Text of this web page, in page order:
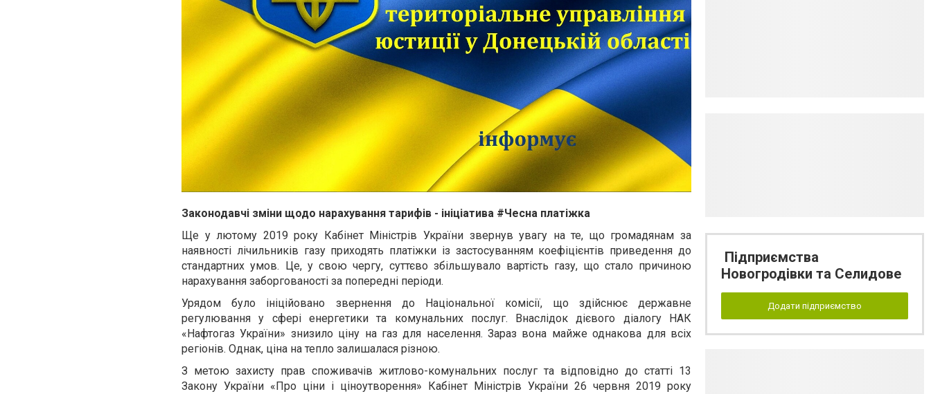
Законодавчі зміни щодо нарахування тарифів - ініціатива #Чесна платіжка
Ще у лютому 2019 року Кабінет Міністрів України звернув увагу на те, що громадянам за
наявності лічильників газу приходять платіжки із застосуванням коефіцієнтів приведення до
стандартних умов. Це, у свою чергу, суттєво збільшувало вартість газу, що стало причиною
нарахування заборгованості за попередні періоди.
Урядом було ініційовано звернення до Національної комісії, що здійснює державне
регулювання у сфері енергетики та комунальних послуг. Внаслідок дієвого діалогу НАК
«Нафтогаз України» знизило ціну на газ для населення. Зараз вона майже однакова для всіх
регіонів. Однак, ціна на тепло залишалася різною.
З метою захисту прав споживачів житлово-комунальних послуг та відповідно до статті 13
Закону України «Про ціни і ціноутворення» Кабінет Міністрів України 26 червня 2019 року
Підприємства
Новогродівки та Селидове
Додати підприємство